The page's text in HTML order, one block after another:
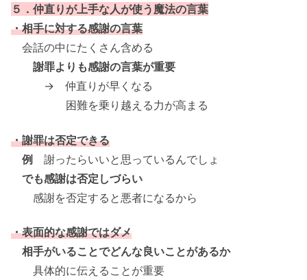
５．仲直りが上手な人が使う魔法の言葉
・相手に対する感謝の言葉
会話の中にたくさん含める
謝罪よりも感謝の言葉が重要
→ 仲直りが早くなる
困難を乗り越える力が高まる
・謝罪は否定できる
例 謝ったらいいと思っているんでしょ
でも感謝は否定しづらい
感謝を否定すると悪者になるから
・表面的な感謝ではダメ
相手がいることでどんな良いことがあるか
具体的に伝えることが重要